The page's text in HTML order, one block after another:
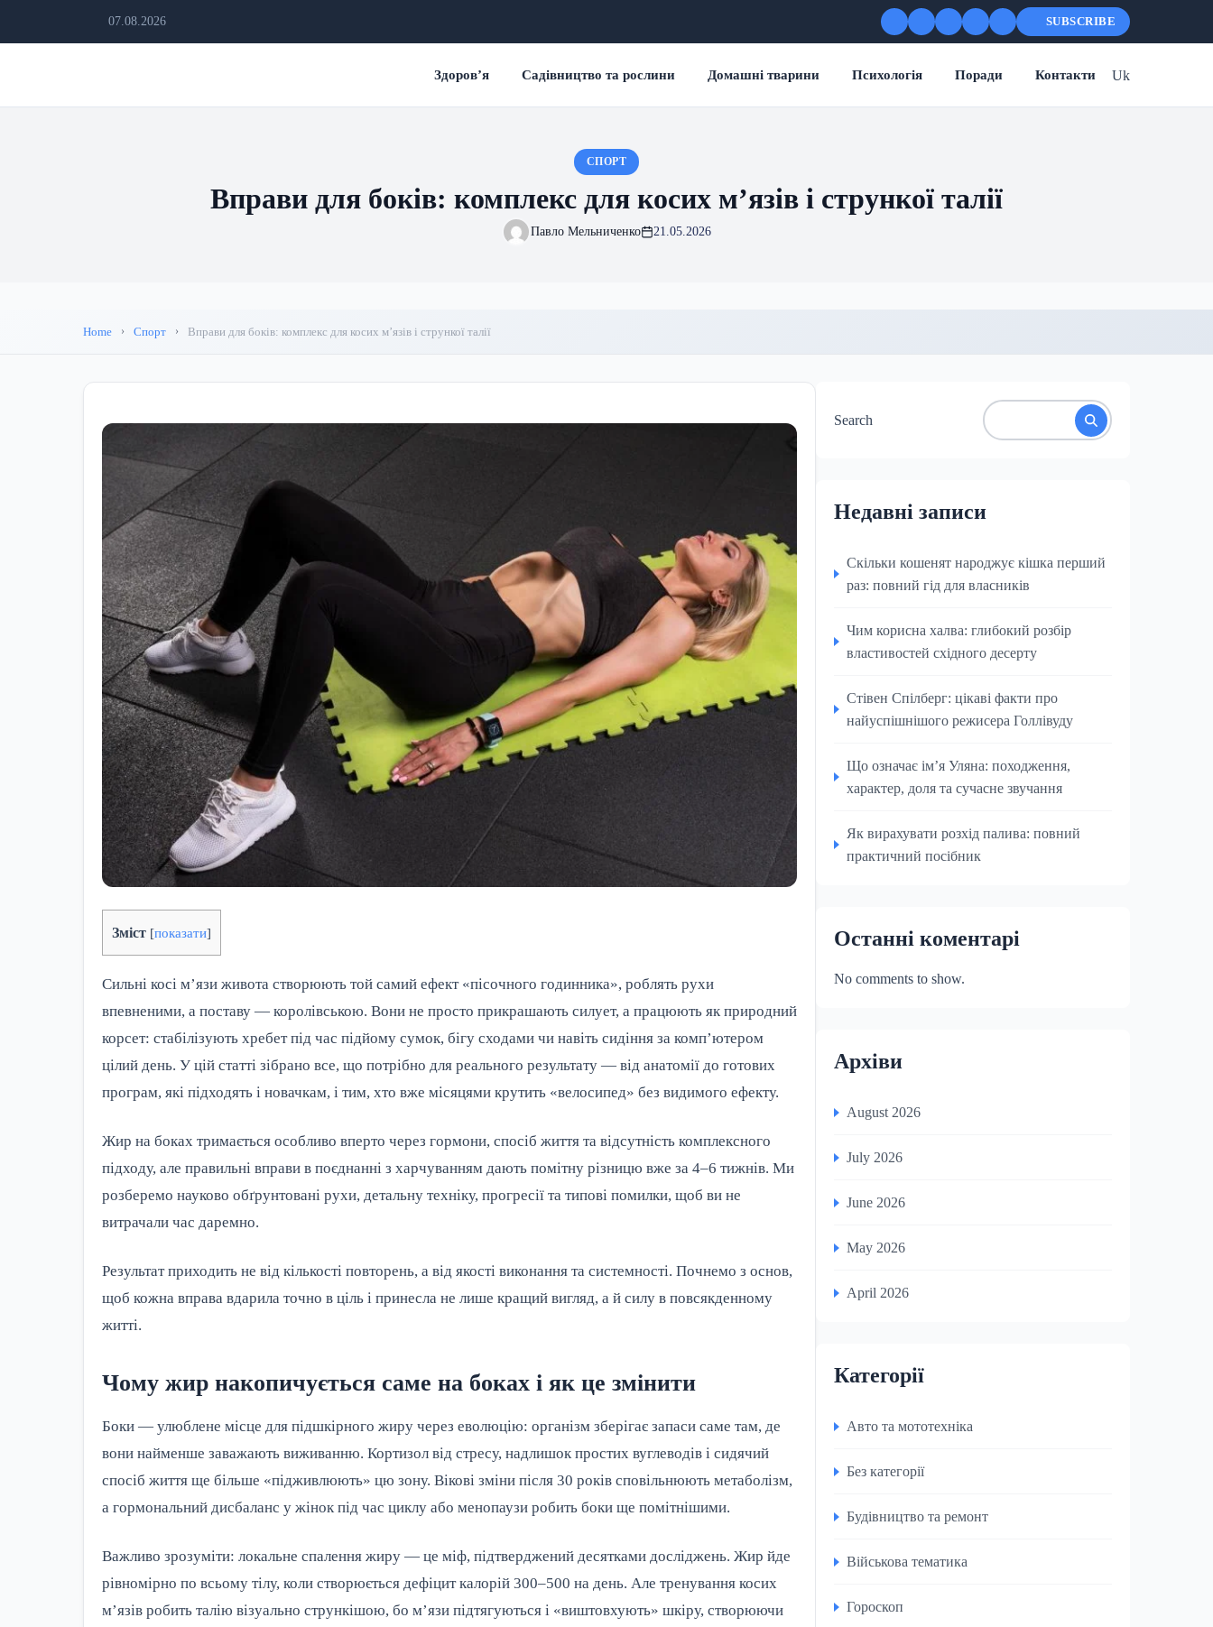
07.08.2026 SUBSCRIBE
Здоров’я Садівництво та рослини Домашні тварини Психологія Поради Контакти Uk
СПОРТ
Вправи для боків: комплекс для косих м’язів і стрункої талії
Павло Мельниченко 21.05.2026
Home Спорт Вправи для боків: комплекс для косих м’язів і стрункої талії
Зміст [показати]
Сильні косі м’язи живота створюють той самий ефект «пісочного годинника», роблять рухи
впевненими, а поставу — королівською. Вони не просто прикрашають силует, а працюють як природний
корсет: стабілізують хребет під час підйому сумок, бігу сходами чи навіть сидіння за комп’ютером
цілий день. У цій статті зібрано все, що потрібно для реального результату — від анатомії до готових
програм, які підходять і новачкам, і тим, хто вже місяцями крутить «велосипед» без видимого ефекту.
Жир на боках тримається особливо вперто через гормони, спосіб життя та відсутність комплексного
підходу, але правильні вправи в поєднанні з харчуванням дають помітну різницю вже за 4–6 тижнів. Ми
розберемо науково обґрунтовані рухи, детальну техніку, прогресії та типові помилки, щоб ви не
витрачали час даремно.
Результат приходить не від кількості повторень, а від якості виконання та системності. Почнемо з основ,
щоб кожна вправа вдарила точно в ціль і принесла не лише кращий вигляд, а й силу в повсякденному
житті.
Чому жир накопичується саме на боках і як це змінити
Боки — улюблене місце для підшкірного жиру через еволюцію: організм зберігає запаси саме там, де
вони найменше заважають виживанню. Кортизол від стресу, надлишок простих вуглеводів і сидячий
спосіб життя ще більше «підживлюють» цю зону. Вікові зміни після 30 років сповільнюють метаболізм,
а гормональний дисбаланс у жінок під час циклу або менопаузи робить боки ще помітнішими.
Важливо зрозуміти: локальне спалення жиру — це міф, підтверджений десятками досліджень. Жир йде
рівномірно по всьому тілу, коли створюється дефіцит калорій 300–500 на день. Але тренування косих
м’язів робить талію візуально стрункішою, бо м’язи підтягуються і «виштовхують» шкіру, створюючи
Search
Недавні записи
Скільки кошенят народжує кішка перший
раз: повний гід для власників
Чим корисна халва: глибокий розбір
властивостей східного десерту
Стівен Спілберг: цікаві факти про
найуспішнішого режисера Голлівуду
Що означає ім’я Уляна: походження,
характер, доля та сучасне звучання
Як вирахувати розхід палива: повний
практичний посібник
Останні коментарі
No comments to show.
Архіви
August 2026
July 2026
June 2026
May 2026
April 2026
Категорії
Авто та мототехніка
Без категорії
Будівництво та ремонт
Військова тематика
Гороскоп